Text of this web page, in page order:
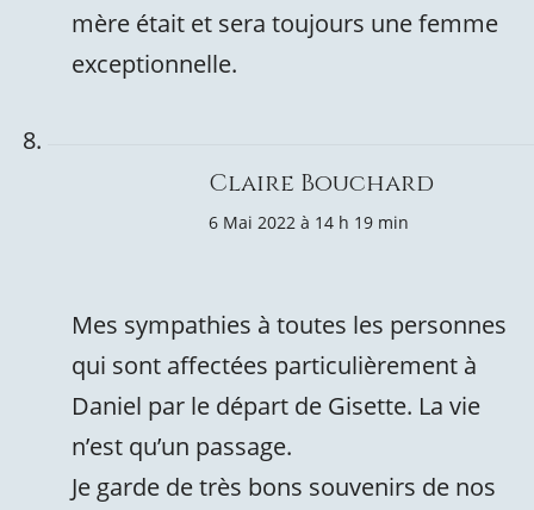
mère était et sera toujours une femme
exceptionnelle.
Claire Bouchard
6 Mai 2022 à 14 h 19 min
Mes sympathies à toutes les personnes
qui sont affectées particulièrement à
Daniel par le départ de Gisette. La vie
n’est qu’un passage.
Je garde de très bons souvenirs de nos